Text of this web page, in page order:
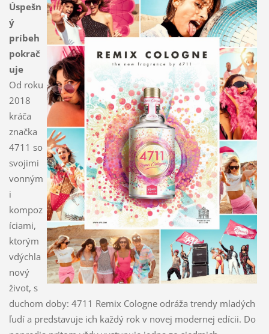
Úspešn
ý
príbeh
pokrač
uje
Od roku
2018
kráča
značka
4711 so
svojimi
vonným
i
kompoz
íciami,
ktorým
vdýchla
nový
život, s
duchom doby: 4711 Remix Cologne odráža trendy mladých
ľudí a predstavuje ich každý rok v novej modernej edícii. Do